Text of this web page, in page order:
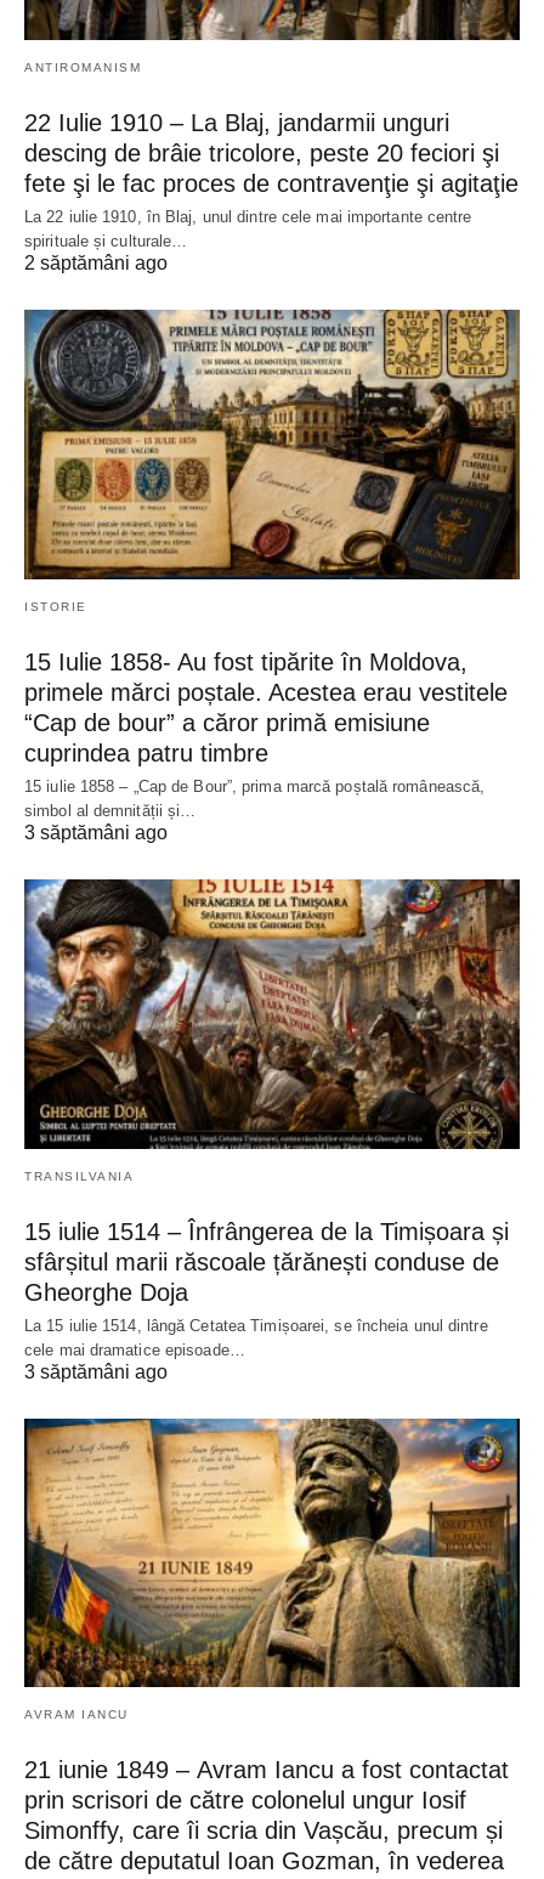
ANTIROMANISM
22 Iulie 1910 – La Blaj, jandarmii unguri
descing de brâie tricolore, peste 20 feciori şi
fete şi le fac proces de contravenţie şi agitaţie
La 22 iulie 1910, în Blaj, unul dintre cele mai importante centre
spirituale și culturale…
2 săptămâni ago
ISTORIE
15 Iulie 1858- Au fost tipărite în Moldova,
primele mărci poștale. Acestea erau vestitele
“Cap de bour” a căror primă emisiune
cuprindea patru timbre
15 iulie 1858 – „Cap de Bour”, prima marcă poștală românească,
simbol al demnității și…
3 săptămâni ago
TRANSILVANIA
15 iulie 1514 – Înfrângerea de la Timișoara și
sfârșitul marii răscoale țărănești conduse de
Gheorghe Doja
La 15 iulie 1514, lângă Cetatea Timișoarei, se încheia unul dintre
cele mai dramatice episoade…
3 săptămâni ago
AVRAM IANCU
21 iunie 1849 – Avram Iancu a fost contactat
prin scrisori de către colonelul ungur Iosif
Simonffy, care îi scria din Vașcău, precum și
de către deputatul Ioan Gozman, în vederea